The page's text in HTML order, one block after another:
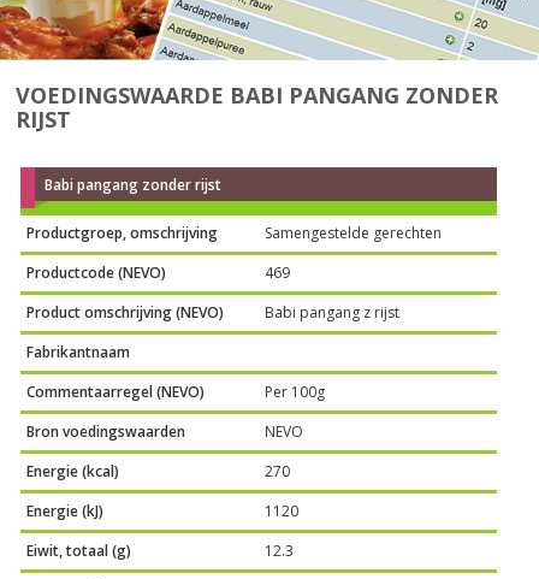
VOEDINGSWAARDE BABI PANGANG ZONDER
RIJST
Babi pangang zonder rijst
Productgroep, omschrijving
Samengestelde gerechten
Productcode (NEVO)
469
Product omschrijving (NEVO)
Babi pangang z rijst
Fabrikantnaam
Commentaarregel (NEVO)
Per 100g
Bron voedingswaarden
NEVO
Energie (kcal)
270
Energie (kJ)
1120
Eiwit, totaal (g)
12.3